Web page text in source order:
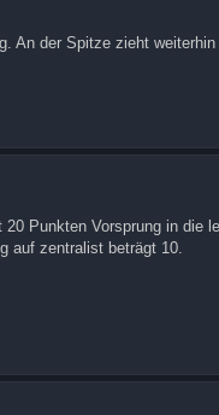
An der Spitze zieht
Punkten Vorsprung in die
auf zentralist beträgt 10.